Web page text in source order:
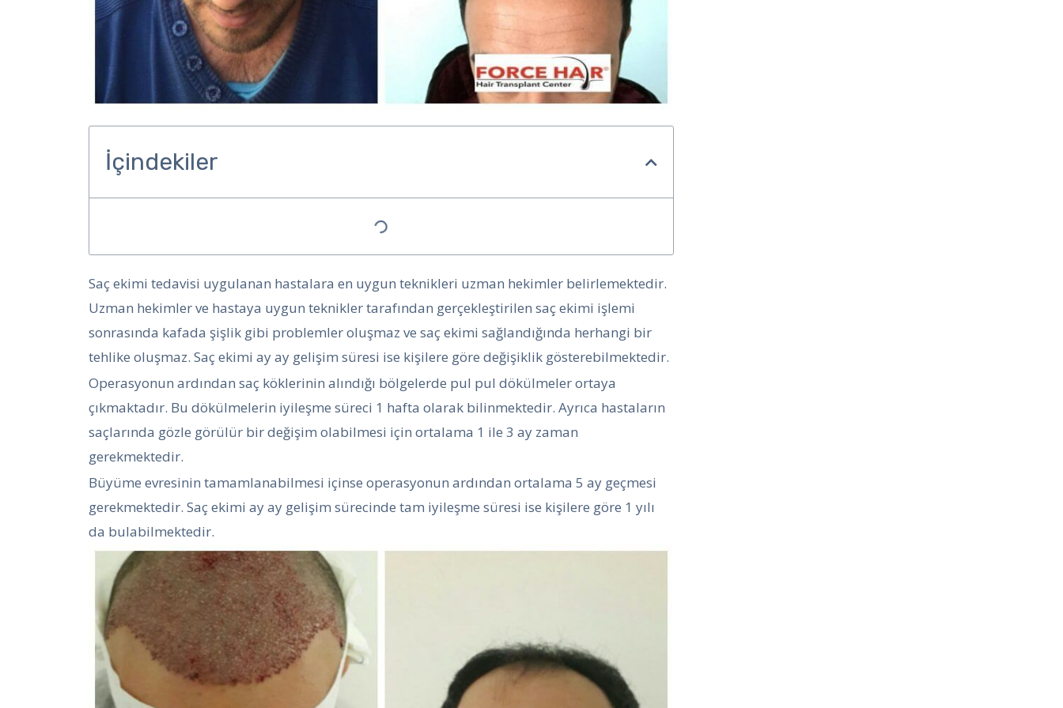
İçindekiler
Saç ekimi tedavisi uygulanan hastalara en uygun teknikleri uzman hekimler belirlemektedir.
Uzman hekimler ve hastaya uygun teknikler tarafından gerçekleştirilen saç ekimi işlemi
sonrasında kafada şişlik gibi problemler oluşmaz ve saç ekimi sağlandığında herhangi bir
tehlike oluşmaz. Saç ekimi ay ay gelişim süresi ise kişilere göre değişiklik gösterebilmektedir.
Operasyonun ardından saç köklerinin alındığı bölgelerde pul pul dökülmeler ortaya
çıkmaktadır. Bu dökülmelerin iyileşme süreci 1 hafta olarak bilinmektedir. Ayrıca hastaların
saçlarında gözle görülür bir değişim olabilmesi için ortalama 1 ile 3 ay zaman
gerekmektedir.
Büyüme evresinin tamamlanabilmesi içinse operasyonun ardından ortalama 5 ay geçmesi
gerekmektedir. Saç ekimi ay ay gelişim sürecinde tam iyileşme süresi ise kişilere göre 1 yılı
da bulabilmektedir.